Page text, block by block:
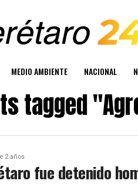
MEDIO AMBIENTE NACIONAL
tagged
2 años
fue detenido